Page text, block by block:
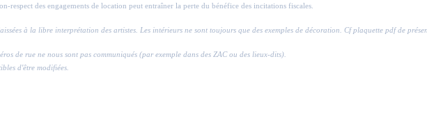
des engagements de location peut entraîner la perte du bénéfice des incitations fiscales.
à la libre interprétation des artistes. Les intérieurs ne sont toujours que des exemples de décoration. Cf plaquette pdf de
de rue ne nous sont pas communiqués (par exemple dans des ZAC ou des lieux-dits).
d'être modifiées.